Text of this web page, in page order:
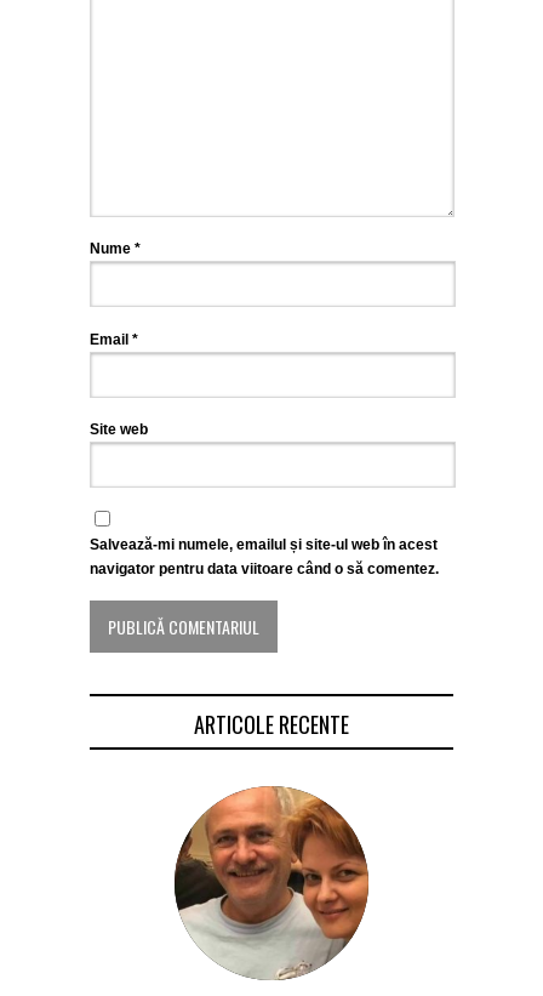
Nume *
Email *
Site web
Salvează-mi numele, emailul și site-ul web în acest
navigator pentru data viitoare când o să comentez.
ARTICOLE RECENTE